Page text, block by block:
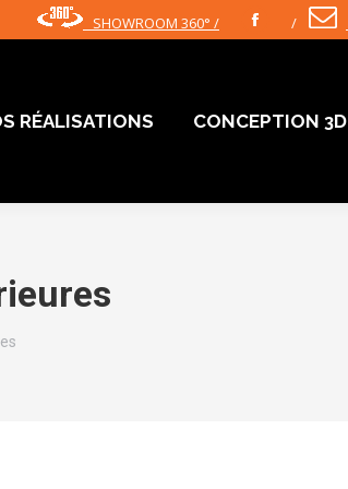
SHOWROOM 360° / Facebook
/
RÉALISATIONS CONCEPTION 3D